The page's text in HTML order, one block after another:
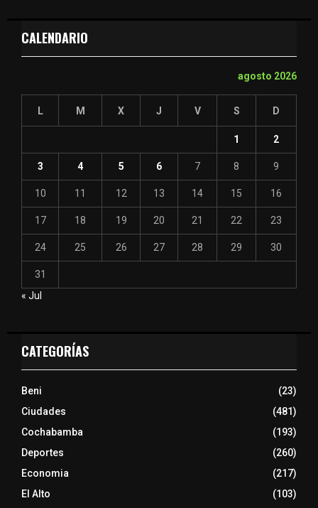
CALENDARIO
agosto 2026
L M X J V S D
1 2
3 4 5 6 7 8 9
10 11 12 13 14 15 16
17 18 19 20 21 22 23
24 25 26 27 28 29 30
31
« Jul
CATEGORÍAS
Beni
(23)
Ciudades
(481)
Cochabamba
(193)
Deportes
(260)
Economia
(217)
El Alto
(103)